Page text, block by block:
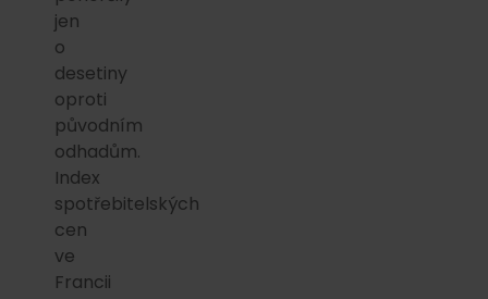
jen
o
desetiny
oproti
původním
odhadům.
Index
spotřebitelských
cen
ve
Francii